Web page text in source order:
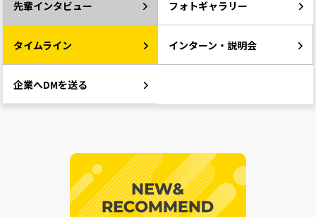
先輩インタビュー フォトギャラリー
タイムライン インターン・説明会
企業へDMを送る